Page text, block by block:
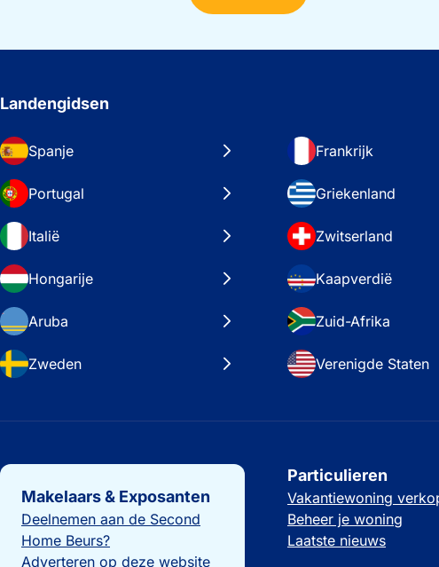
Landengidsen
Spanje Frankrijk
Portugal Griekenland
Italië Zwitserland
Hongarije Kaapverdië
Aruba Zuid-Afrika
Zweden Verenigde Staten
Belangrijke links
Makelaars & Exposanten
Deelnemen aan de Second
Home Beurs?
Adverteren op deze website
Particulieren
Vakantiewoning
Beheer je woning
Laatste nieuws